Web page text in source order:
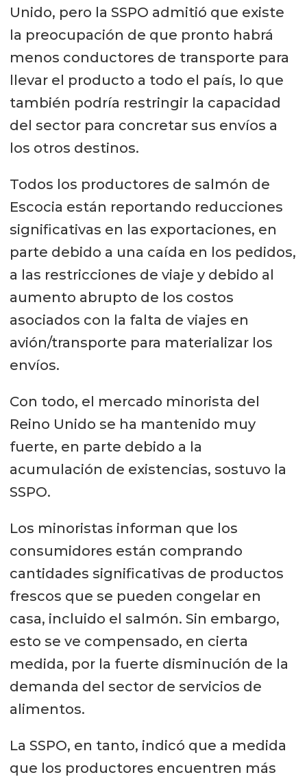
Unido, pero la SSPO admitió que existe
la preocupación de que pronto habrá
menos conductores de transporte para
llevar el producto a todo el país, lo que
también podría restringir la capacidad
del sector para concretar sus envíos a
los otros destinos.
Todos los productores de salmón de
Escocia están reportando reducciones
significativas en las exportaciones, en
parte debido a una caída en los pedidos,
a las restricciones de viaje y debido al
aumento abrupto de los costos
asociados con la falta de viajes en
avión/transporte para materializar los
envíos.
Con todo, el mercado minorista del
Reino Unido se ha mantenido muy
fuerte, en parte debido a la
acumulación de existencias, sostuvo la
SSPO.
Los minoristas informan que los
consumidores están comprando
cantidades significativas de productos
frescos que se pueden congelar en
casa, incluido el salmón. Sin embargo,
esto se ve compensado, en cierta
medida, por la fuerte disminución de la
demanda del sector de servicios de
alimentos.
La SSPO, en tanto, indicó que a medida
que los productores encuentren más